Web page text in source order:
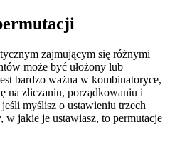
zajmującym się różnymi
może być ułożony lub
bardzo ważna w kombinatoryce,
na zliczaniu, porządkowaniu i
myślisz o ustawieniu trzech
w jakie je ustawiasz, to permutacje